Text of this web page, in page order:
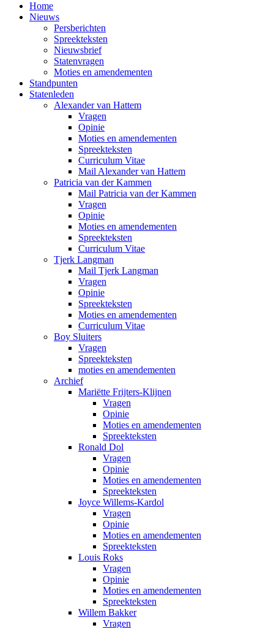
Home
Nieuws
Persberichten
Spreekteksten
Nieuwsbrief
Statenvragen
Moties en amendementen
Standpunten
Statenleden
Alexander van Hattem
Vragen
Opinie
Moties en amendementen
Spreekteksten
Curriculum Vitae
Mail Alexander van Hattem
Patricia van der Kammen
Mail Patricia van der Kammen
Vragen
Opinie
Moties en amendementen
Spreekteksten
Curriculum Vitae
Tjerk Langman
Mail Tjerk Langman
Vragen
Opinie
Spreekteksten
Moties en amendementen
Curriculum Vitae
Boy Sluiters
Vragen
Spreekteksten
moties en amendementen
Archief
Mariëtte Frijters-Klijnen
Vragen
Opinie
Moties en amendementen
Spreekteksten
Ronald Dol
Vragen
Opinie
Moties en amendementen
Spreekteksten
Joyce Willems-Kardol
Vragen
Opinie
Moties en amendementen
Spreekteksten
Louis Roks
Vragen
Opinie
Moties en amendementen
Spreekteksten
Willem Bakker
Vragen